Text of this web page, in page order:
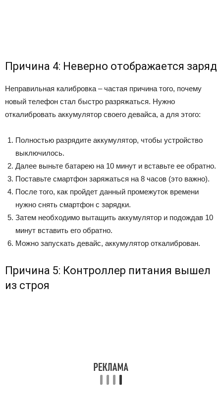
Причина 4: Неверно отображается заряд
Неправильная калибровка – частая причина того, почему
новый телефон стал быстро разряжаться. Нужно
откалибровать аккумулятор своего девайса, а для этого:
Полностью разрядите аккумулятор, чтобы устройство
выключилось.
Далее выньте батарею на 10 минут и вставьте ее обратно.
Поставьте смартфон заряжаться на 8 часов (это важно).
После того, как пройдет данный промежуток времени
нужно снять смартфон с зарядки.
Затем необходимо вытащить аккумулятор и подождав 10
минут вставить его обратно.
Можно запускать девайс, аккумулятор откалиброван.
Причина 5: Контроллер питания вышел
из строя